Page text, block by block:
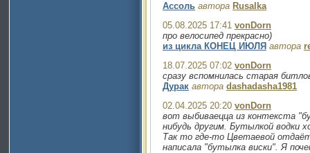
Ассоль автора Rusalka
05.08.2025 17:41 vonDorn
про велосипед прекрасно)
из цикла КОНЕЦ ИЮЛЯ автора
18.07.2025 07:02 vonDorn
сразу вспомнилась старая
Дурак автора dashadasha1981
02.04.2025 20:20 vonDorn
вот выбиваецца из контекста
нибудь другим. Бутылкой водки
Так то где-то Цветаевой
написала "бутылка виски". Я